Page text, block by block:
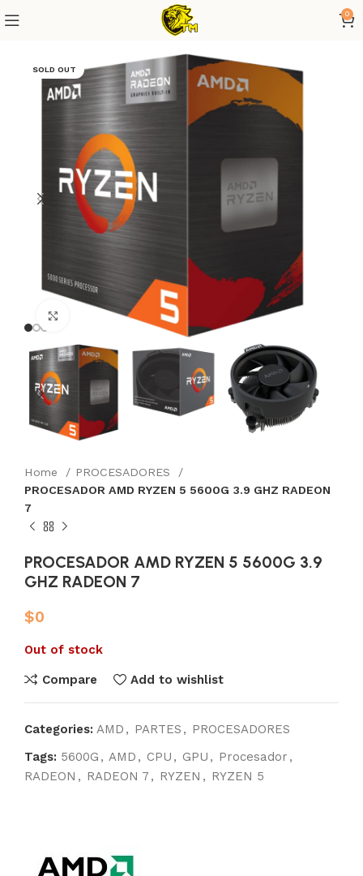
0
SOLD OUT
Click to enlarge
Home
PROCESADORES
PROCESADOR AMD RYZEN 5 5600G 3.9 GHZ RADEON
7
PROCESADOR AMD RYZEN 5 5600G 3.9
GHZ RADEON 7
$0
Out of stock
Compare Add to wishlist
Categories: AMD , PARTES , PROCESADORES
Tags: 5600G , AMD , CPU , GPU , Procesador ,
RADEON , RADEON 7 , RYZEN , RYZEN 5